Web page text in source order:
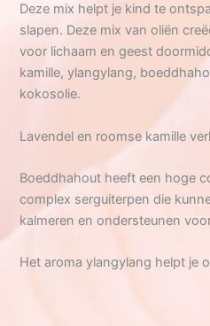
Deze mix helpt je kind te
slapen. Deze mix van oliën
voor lichaam en geest
kamille, ylangylang,
kokosolie.
Lavendel en roomse kamille
Boeddhahout heeft een hoge
complex serguiterpen die
kalmeren en ondersteunen
Het aroma ylangylang helpt je